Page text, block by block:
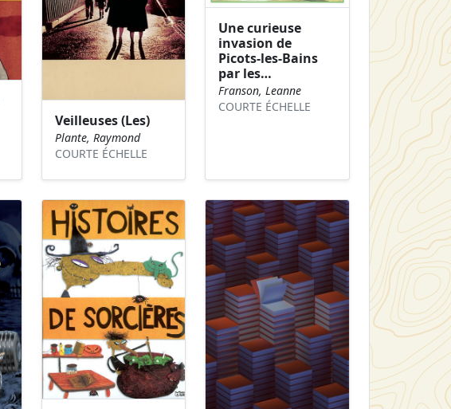
Veilleuses (Les)
Plante, Raymond
COURTE ÉCHELLE
Une curieuse
invasion de
Picots-les-Bains
par les…
Franson, Leanne
COURTE ÉCHELLE